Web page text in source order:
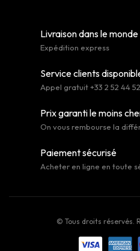
Livraison dans le
Expédition express
Service clients
Appel gratuit +33 2 52 44
Prix garanti le moins
On vous rembourse la
Paiement sécurisé
Acheter en ligne en toute
© Tous droits réservés.